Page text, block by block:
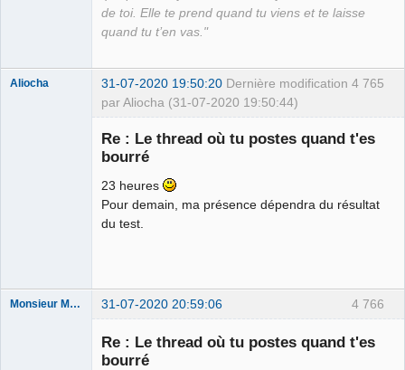
de toi. Elle te prend quand tu viens et te laisse
quand tu t’en vas."
4 765
Aliocha 31-07-2020 19:50:20 Dernière modification
par Aliocha (31-07-2020 19:50:44)
Re : Le thread où tu postes quand t'es
bourré
23 heures
Pour demain, ma présence dépendra du résultat
du test.
4 766
Monsieur Maurice 31-07-2020 20:59:06
Re : Le thread où tu postes quand t'es
bourré